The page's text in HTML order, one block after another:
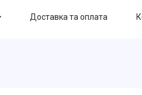
Доставка та оплата